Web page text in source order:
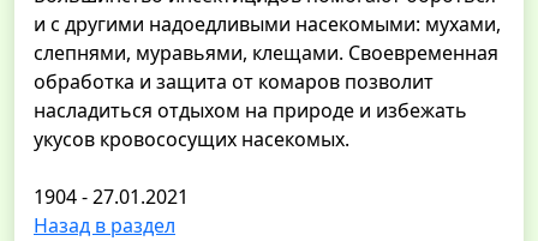
и с другими надоедливыми насекомыми: мухами,
слепнями, муравьями, клещами. Своевременная
обработка и защита от комаров позволит
насладиться отдыхом на природе и избежать
укусов кровососущих насекомых.
1904 - 27.01.2021
Назад в раздел